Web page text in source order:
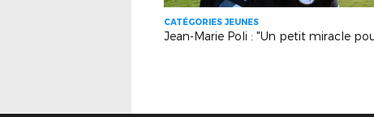
CATÉGORIES JEUNES